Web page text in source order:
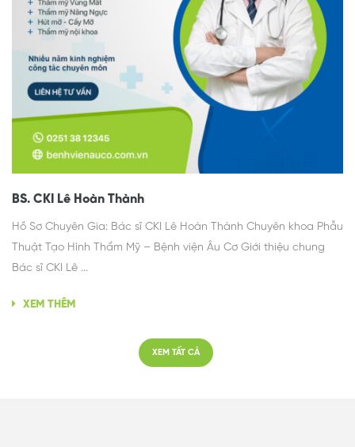
BS. CKI Lê Hoàn Thành
Hồ Sơ Chuyên Gia: Bác sĩ CKI Lê Hoàn Thành Chuyên khoa Phẫu
Thuật Tạo Hình Thẩm Mỹ – Bệnh viện Âu Cơ Giới thiệu chung
Bác sĩ CKI Lê ...
XEM THÊM
XEM TẤT CẢ